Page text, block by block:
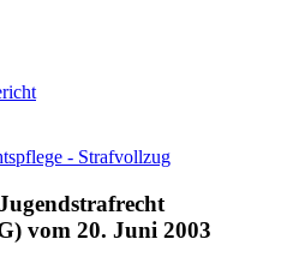
- Strafvollzug
vom 20. Juni 2003